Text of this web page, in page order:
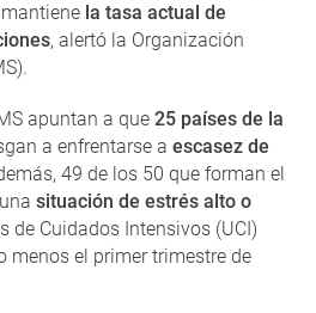
la tasa actual de
, alertó la Organización
apuntan a que 25 países de la
a enfrentarse a escasez de
49 de los 50 que forman el
situación de estrés alto o
de Cuidados Intensivos (UCI)
menos el primer trimestre de